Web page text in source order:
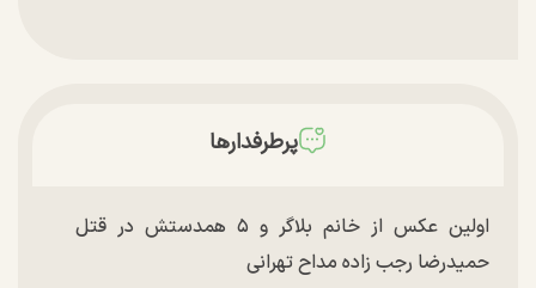
پرطرفدارها
اولین عکس از خانم بلاگر و ۵ همدستش در قتل
حمیدرضا رجب زاده مداح تهرانی